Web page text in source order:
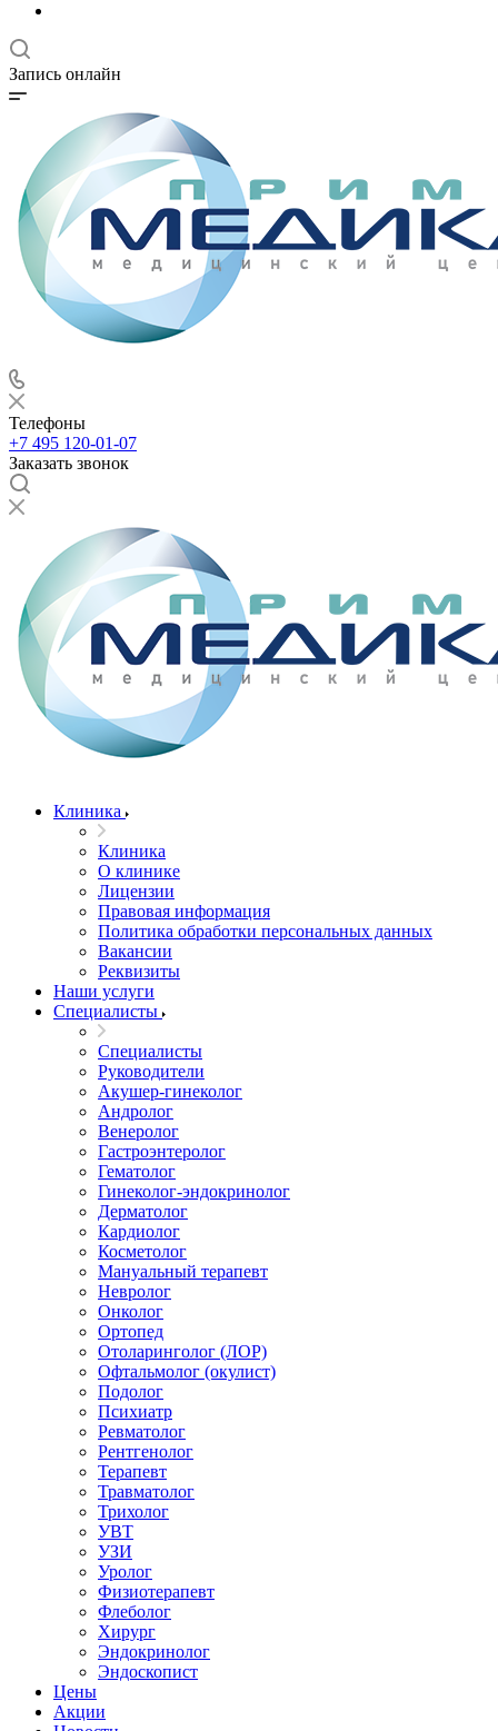
Запись онлайн
Телефоны
+7 495 120-01-07
Заказать звонок
Клиника
Клиника
О клинике
Лицензии
Правовая информация
Политика обработки персональных данных
Вакансии
Реквизиты
Наши услуги
Специалисты
Специалисты
Руководители
Акушер-гинеколог
Андролог
Венеролог
Гастроэнтеролог
Гематолог
Гинеколог-эндокринолог
Дерматолог
Кардиолог
Косметолог
Мануальный терапевт
Невролог
Онколог
Ортопед
Отоларинголог (ЛОР)
Офтальмолог (окулист)
Подолог
Психиатр
Ревматолог
Рентгенолог
Терапевт
Травматолог
Трихолог
УВТ
УЗИ
Уролог
Физиотерапевт
Флеболог
Хирург
Эндокринолог
Эндоскопист
Цены
Акции